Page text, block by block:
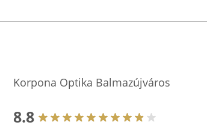
Korpona Optika Balmazújváros
8.8